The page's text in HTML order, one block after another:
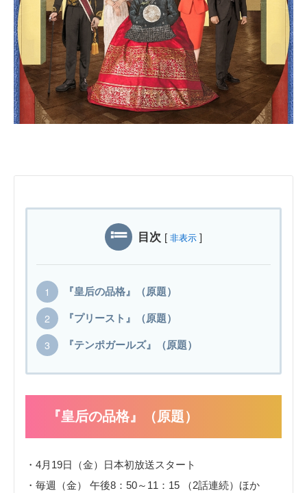
目次 [ 非表示 ]
『皇后の品格』（原題）
『プリースト』（原題）
『テンポガールズ』（原題）
『皇后の品格』（原題）
・4月19日（金）日本初放送スタート
・毎週（金） 午後8：50～11：15 （2話連続）ほか